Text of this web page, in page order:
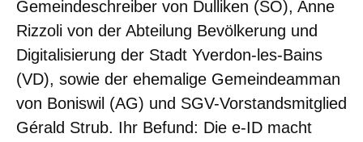
Gemeindeschreiber von Dulliken (SO), Anne
Rizzoli von der Abteilung Bevölkerung und
Digitalisierung der Stadt Yverdon-les-Bains
(VD), sowie der ehemalige Gemeindeamman
von Boniswil (AG) und SGV-Vorstandsmitglied
Gérald Strub. Ihr Befund: Die e-ID macht